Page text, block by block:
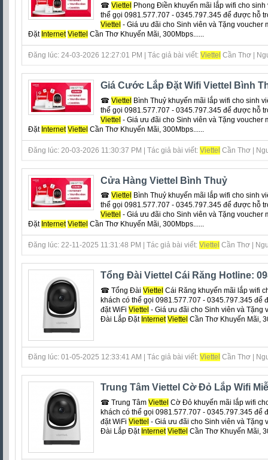
☎ Viettel Phong Điền khuyến mãi lắp wifi cho
thể gọi 0981.577.707 - 0345.797.345 để được hỗ
Viettel - Giá ưu đãi cho Sinh viên và Tặng voucher
Đặt Internet Viettel Cần Thơ Khuyến Mãi, 300Mbps......
Đăng lúc: 24-03-2026 12:27:01 PM | Tác giả bài viết: Viettel Cần Thơ |
Giá Cước Lắp Đặt Wifi Viettel Bình
☎ Viettel Bình Thuỷ khuyến mãi lắp wifi cho sinh
thể gọi 0981.577.707 - 0345.797.345 để được hỗ
Viettel - Giá ưu đãi cho Sinh viên và Tặng voucher
Đặt Internet Viettel Cần Thơ Khuyến Mãi, 300Mbps......
Đăng lúc: 20-03-2026 11:30:37 PM | Tác giả bài viết: Viettel Cần Thơ |
Cửa Hàng Viettel Bình Thuỷ
☎ Viettel
Bình Thuỷ khuyến mãi lắp wifi cho sinh
thể gọi 0981.577.707 - 0345.797.345 để được hỗ
Viettel - Giá ưu đãi cho Sinh viên và Tặng voucher
Đặt Internet Viettel Cần Thơ Khuyến Mãi, 300Mbps......
Đăng lúc: 22-11-2025 11:31:48 PM | Tác giả bài viết: Viettel Cần Thơ |
Tổng Đài Viettel Cái Răng Hotline:
☎ Tổng Đài Viettel Cái Răng khuyến mãi lắp wifi
khách có thể gọi 0981.577.707 - 0345.797.345
đặt WiFi Viettel - Giá ưu đãi cho Sinh viên và Tặng
Đài Lắp Đặt Internet Viettel Cần Thơ Khuyến Mãi,
Đăng lúc: 01-05-2025 12:33:41 AM | Tác giả bài viết: Viettel Cần Thơ |
Trung Tâm Viettel Cờ Đỏ Lắp Wifi
☎ Trung Tâm Viettel Cờ Đỏ khuyến mãi lắp wifi
khách có thể gọi 0981.577.707 - 0345.797.345
đặt WiFi Viettel - Giá ưu đãi cho Sinh viên và Tặng
Đài Lắp Đặt Internet Viettel Cần Thơ Khuyến Mãi,